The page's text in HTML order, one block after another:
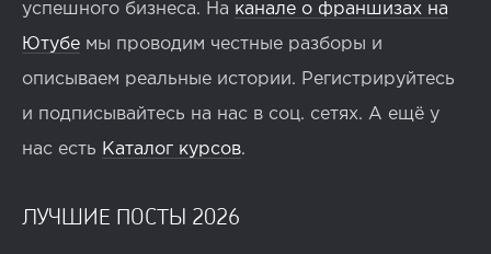
успешного бизнеса. На канале о франшизах на
Ютубе мы проводим честные разборы и
описываем реальные истории. Регистрируйтесь
и подписывайтесь на нас в соц. сетях. А ещё у
нас есть Каталог курсов.
ЛУЧШИЕ ПОСТЫ 2026